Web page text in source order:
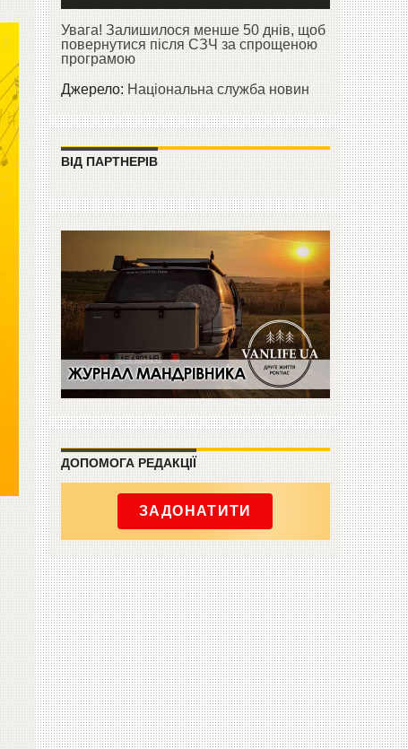
Увага! Залишилося менше 50 днів, щоб
повернутися після СЗЧ за спрощеною
програмою
Джерело:Національна служба новин
ВІД ПАРТНЕРІВ
ДОПОМОГА РЕДАКЦІЇ
ЗАДОНАТИТИ